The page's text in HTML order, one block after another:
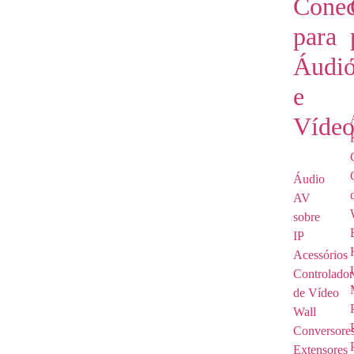
para
e
Vídeo
Áudio
AV
sobre
IP
Acessórios
de Vídeo
Wall
Extensores